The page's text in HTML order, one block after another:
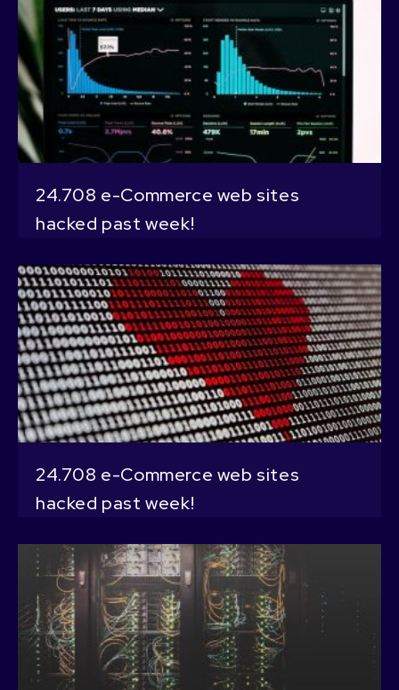
24.708 e-Commerce web sites
hacked past week!
24.708 e-Commerce web sites
hacked past week!